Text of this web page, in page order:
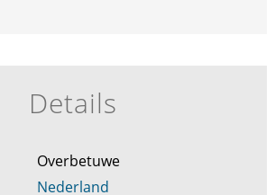
Details
Overbetuwe
Nederland